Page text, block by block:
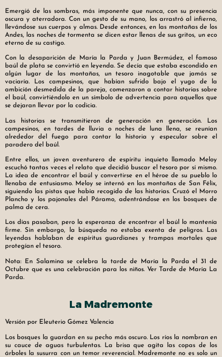
Emergió de las sombras, más imponente que nunca, con su presencia
oscura y aterradora. Con un gesto de su mano, los arrastró al infierno,
llevándose sus cuerpos y almas. Desde entonces, en las montañas de los
Andes, las noches de tormenta se dicen estar llenas de sus gritos, un eco
eterno de su castigo.
Con la desaparición de María la Parda y Juan Bermúdez, el famoso
baúl de plata se convirtió en leyenda. Se decía que estaba escondido en
algún lugar de las montañas, un tesoro inagotable que jamás se
vaciaría. Los campesinos, que habían sufrido bajo el yugo de la
ambición desmedida de la pareja, comenzaron a contar historias sobre
el baúl, convirtiéndolo en un símbolo de advertencia para aquellos que
se dejaran llevar por la codicia.
Las historias se transmitieron de generación en generación. Los
campesinos, en tardes de lluvia o noches de luna llena, se reunían
alrededor del fuego para contar la historia y especular sobre el
paradero del baúl.
Entre ellos, un joven aventurero de espíritu inquieto llamado Meloy
escuchó tantas veces el relato que decidió buscar el tesoro por sí mismo.
La idea de encontrar el baúl y convertirse en el héroe de su pueblo lo
llenaba de entusiasmo. Meloy se internó en las montañas de San Félix,
siguiendo las pistas que había recogido de las historias. Cruzó el Morro
Plancho y los pajonales del Páramo, adentrándose en los bosques de
palma de cera.
Los días pasaban, pero la esperanza de encontrar el baúl lo mantenía
firme. Sin embargo, la búsqueda no estaba exenta de peligros. Las
leyendas hablaban de espíritus guardianes y trampas mortales que
protegían el tesoro.
Nota: En Salamina se celebra la tarde de María la Parda el 31 de
Octubre que es una celebración para los niños. Ver Tarde de María La
Parda.
La Madremonte
Versión por Eleuterio Gómez Valencia
Los bosques la guardan en su pecho más oscuro. Los ríos la nombran en
su cauce de aguas turbulentas. La brisa que agita las copas de los
árboles la susurra con un temor reverencial. Madremonte no es solo un